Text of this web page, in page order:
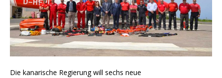
Die kanarische Regierung will sechs neue